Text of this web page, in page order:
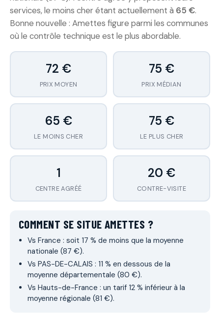
services, le moins cher étant actuellement à 65 €.
Bonne nouvelle : Amettes figure parmi les communes
où le contrôle technique est le plus abordable.
72 €
PRIX MOYEN
75 €
PRIX MÉDIAN
65 €
LE MOINS CHER
75 €
LE PLUS CHER
1
CENTRE AGRÉÉ
20 €
CONTRE-VISITE
COMMENT SE SITUE AMETTES ?
Vs France : soit 17 % de moins que la moyenne
nationale (87 €).
Vs PAS-DE-CALAIS : 11 % en dessous de la
moyenne départementale (80 €).
Vs Hauts-de-France : un tarif 12 % inférieur à la
moyenne régionale (81 €).